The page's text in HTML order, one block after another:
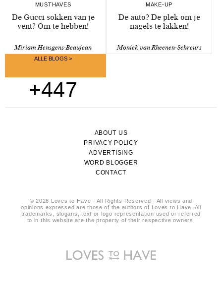
MUSTHAVES
De Gucci sokken van je
vent? Om te hebben!
Miriam Hensgens-Beaujean
MAKE-UP
De auto? De plek om je
nagels te lakken!
Moniek van Rheenen-Schreurs
+447
ALLE BLOGS >
ABOUT US
PRIVACY POLICY
ADVERTISING
WORD BLOGGER
CONTACT
© 2026 Loves to Have - All Rights Reserved - All views and
opinions expressed are those of the authors of Loves to Have. All
trademarks, slogans, text or logo representation used or referred
to in this website are the property of their respective owners.